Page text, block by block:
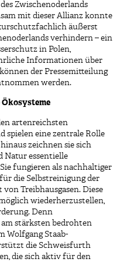
Zwischenoderlands
mit dieser Allianz konnte
äußerst
verhindern – ein
in Polen,
Informationen über
der Pressemitteilung
werden.
artenreichsten
spielen eine zentrale Rolle
zeichnen sie sich
Natur essentielle
fungieren als nachhaltiger
die Selbstreinigung der
Treibhausgasen. Diese
wiederherzustellen,
Denn
stärksten bedrohten
Wolfgang Staab-
die Schweisfurth
die sich aktiv für den